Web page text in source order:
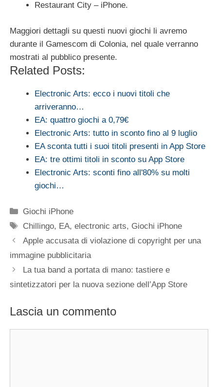
Restaurant City – iPhone.
Maggiori dettagli su questi nuovi giochi li avremo
durante il Gamescom di Colonia, nel quale verranno
mostrati al pubblico presente.
Related Posts:
Electronic Arts: ecco i nuovi titoli che
arriveranno…
EA: quattro giochi a 0,79€
Electronic Arts: tutto in sconto fino al 9 luglio
EA sconta tutti i suoi titoli presenti in App Store
EA: tre ottimi titoli in sconto su App Store
Electronic Arts: sconti fino all'80% su molti
giochi…
Categorie
Giochi iPhone
Tag
Chillingo, EA,electronic arts, Giochi iPhone
Apple accusata di violazione di copyright per una
immagine pubblicitaria
La tua band a portata di mano: tastiere e
sintetizzatori per la nuova sezione dell’App Store
Lascia un commento